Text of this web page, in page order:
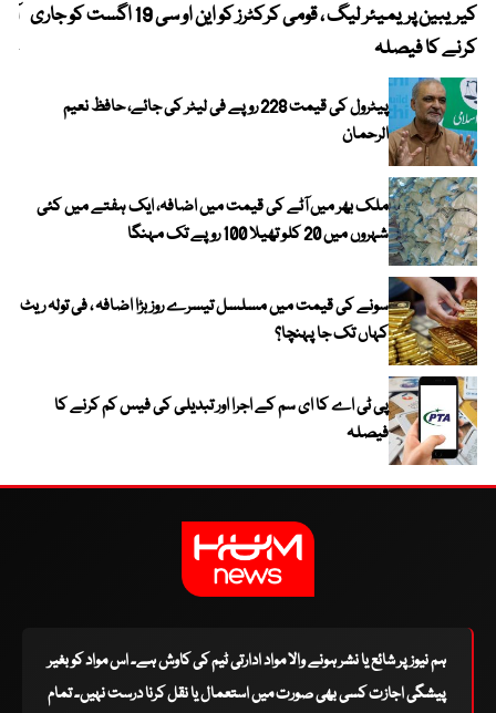
کیریبین پریمیئر لیگ ، قومی کرکٹرز کو این او سی 19 اگست کو جاری
کرنے کا فیصلہ
پیٹرول کی قیمت 228 روپے فی لیٹر کی جائے، حافظ نعیم
الرحمان
ملک بھر میں آٹے کی قیمت میں اضافہ، ایک ہفتے میں کئی
شہروں میں 20 کلو تھیلا 100 روپے تک مہنگا
سونے کی قیمت میں مسلسل تیسرے روز بڑا اضافہ ، فی تولہ ریٹ
کہاں تک جا پہنچا؟
پی ٹی اے کا ای سم کے اجرا اور تبدیلی کی فیس کم کرنے کا
فیصلہ
ہم نیوز پر شائع یا نشر ہونے والا مواد ادارتی ٹیم کی کاوش ہے۔ اس مواد کو بغیر
پیشگی اجازت کسی بھی صورت میں استعمال یا نقل کرنا درست نہیں۔ تمام